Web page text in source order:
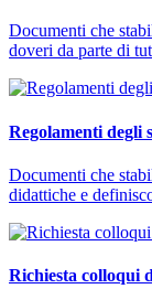
Documenti che
doveri da parte di
Regolamenti degli
Documenti che
didattiche e
Richiesta colloqui